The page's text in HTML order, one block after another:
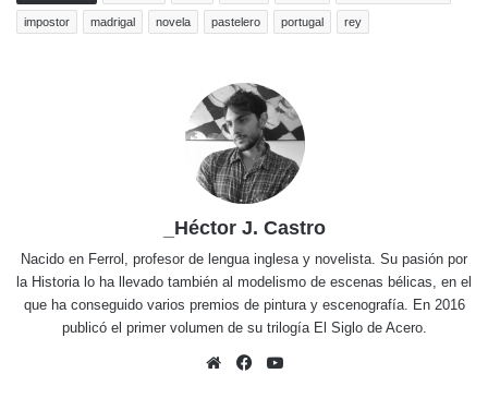
impostor madrigal novela pastelero portugal rey
_Héctor J. Castro
Nacido en Ferrol, profesor de lengua inglesa y novelista. Su pasión por
la Historia lo ha llevado también al modelismo de escenas bélicas, en el
que ha conseguido varios premios de pintura y escenografía. En 2016
publicó el primer volumen de su trilogía El Siglo de Acero.
Sitio
Facebook